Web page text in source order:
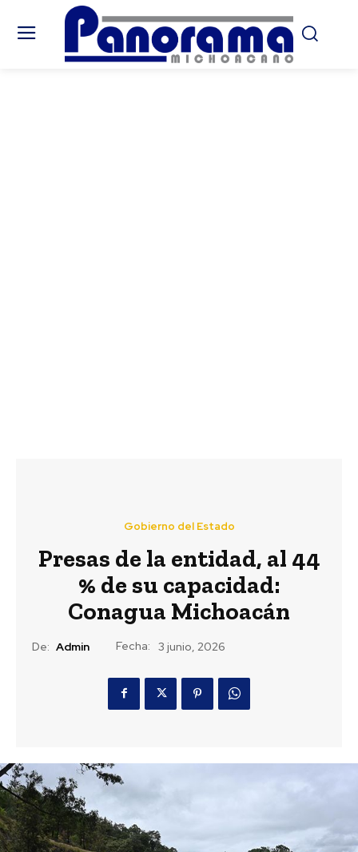
Gobierno del Estado
Presas de la entidad, al 44
% de su capacidad:
Conagua Michoacán
De: Admin Fecha: 3 junio, 2026